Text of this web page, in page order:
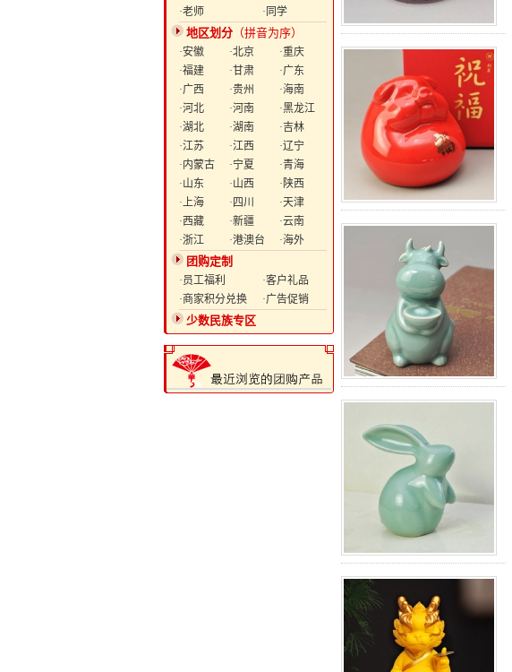
·老师
·同学
地区划分 （拼音为序）
·安徽 ·北京
·重庆
·福建
·甘肃
·广东
·广西
·贵州
·海南
·河北
·河南
·黑龙江
·湖北
·湖南
·吉林
·江苏
·江西
·辽宁
·内蒙古
·宁夏
·青海
·山东
·山西
·陕西
·上海
·四川
·天津
·西藏
·新疆
·云南
·浙江
·港澳台 ·海外
团购定制
·员工福利
·客户礼品
·商家积分兑换
·广告促销
少数民族专区